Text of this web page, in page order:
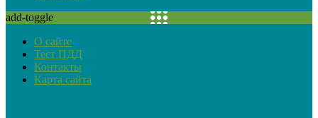
add-toggle
О сайте
Тест ПДД
Контакты
Карта сайта